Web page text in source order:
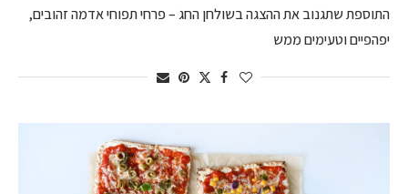
התוספת שתגנוב את ההצגה בשולחן החג – פרחי תפוחי אדמה זהובים,
יפהפיים וטעימים ממש